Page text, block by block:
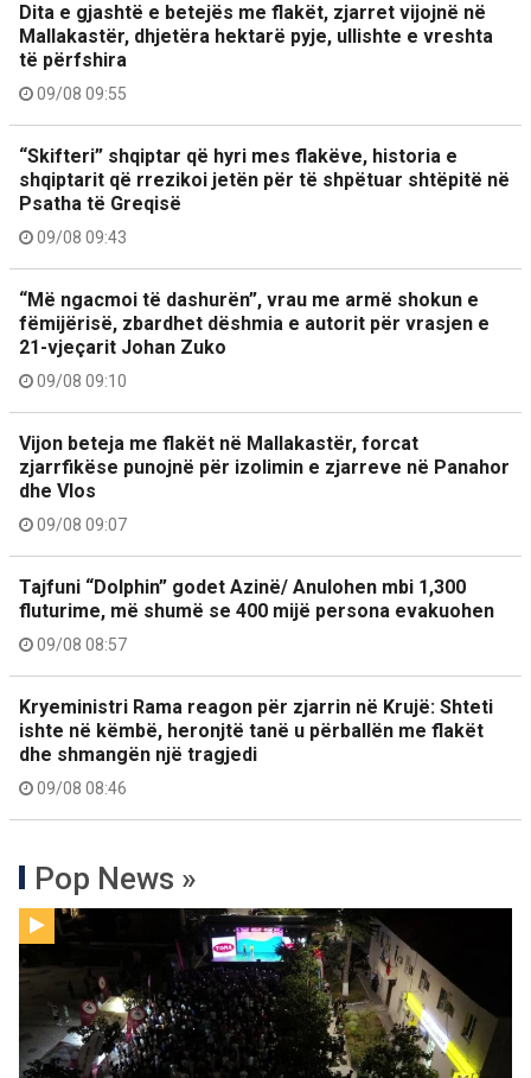
Dita e gjashtë e betejës me flakët, zjarret vijojnë në
Mallakastër, dhjetëra hektarë pyje, ullishte e vreshta
të përfshira
09/08 09:55
“Skifteri” shqiptar që hyri mes flakëve, historia e
shqiptarit që rrezikoi jetën për të shpëtuar shtëpitë në
Psatha të Greqisë
09/08 09:43
“Më ngacmoi të dashurën”, vrau me armë shokun e
fëmijërisë, zbardhet dëshmia e autorit për vrasjen e
21-vjeçarit Johan Zuko
09/08 09:10
Vijon beteja me flakët në Mallakastër, forcat
zjarrfikëse punojnë për izolimin e zjarreve në Panahor
dhe Vlos
09/08 09:07
Tajfuni “Dolphin” godet Azinë/ Anulohen mbi 1,300
fluturime, më shumë se 400 mijë persona evakuohen
09/08 08:57
Kryeministri Rama reagon për zjarrin në Krujë: Shteti
ishte në këmbë, heronjtë tanë u përballën me flakët
dhe shmangën një tragjedi
09/08 08:46
Pop News »